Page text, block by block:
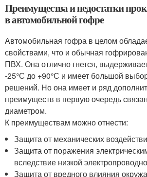
Преимущества и недостатки
в автомобильной гофре
Автомобильная гофра в целом
свойствами, что и обычная
ПВХ. Она отлично гнется,
-25°С до +90°С и имеет большой
решений. Но она имеет и ряд
преимуществ в первую очередь
диаметром.
К преимуществам можно отнести:
Защита от механических
Защита от поражения
вследствие низкой
Защита от вредного влияния